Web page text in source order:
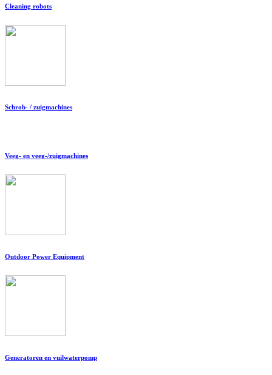
Cleaning robots
Schrob- / zuigmachines
Veeg- en veeg-/zuigmachines
Outdoor Power Equipment
Generatoren en vuilwaterpomp